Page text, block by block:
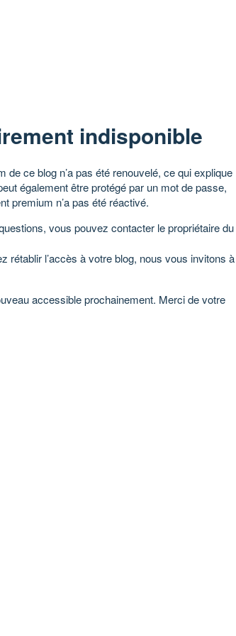
indisponible
de ce blog n’a pas été renouvelé, ce qui explique
également être protégé par un mot de passe,
premium n’a pas été réactivé.
vous pouvez contacter le propriétaire du
rétablir l’accès à votre blog, nous vous invitons à
accessible prochainement. Merci de votre